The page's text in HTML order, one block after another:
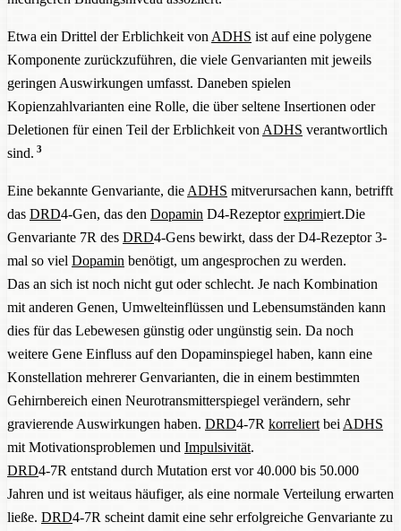
Etwa ein Drittel der Erblichkeit von ADHS ist auf eine polygene
Komponente zurückzuführen, die viele Genvarianten mit jeweils
geringen Auswirkungen umfasst. Daneben spielen
Kopienzahlvarianten eine Rolle, die über seltene Insertionen oder
Deletionen für einen Teil der Erblichkeit von ADHS verantwortlich
sind. 3
Eine bekannte Genvariante, die ADHS mitverursachen kann, betrifft
das DRD4-Gen, das den Dopamin D4-Rezeptorexprimiert.Die
Genvariante 7R des DRD4-Gens bewirkt, dass der D4-Rezeptor 3-
mal so viel Dopamin benötigt, um angesprochen zu werden.
Das an sich ist noch nicht gut oder schlecht. Je nach Kombination
mit anderen Genen, Umwelteinflüssen und Lebensumständen kann
dies für das Lebewesen günstig oder ungünstig sein. Da noch
weitere Gene Einfluss auf den Dopaminspiegel haben, kann eine
Konstellation mehrerer Genvarianten, die in einem bestimmten
Gehirnbereich einen Neurotransmitterspiegel verändern, sehr
gravierende Auswirkungen haben. DRD4-7R korreliert bei ADHS
mit Motivationsproblemen und Impulsivität.
DRD4-7R entstand durch Mutation erst vor 40.000 bis 50.000
Jahren und ist weitaus häufiger, als eine normale Verteilung erwarten
ließe. DRD4-7R scheint damit eine sehr erfolgreiche Genvariante zu